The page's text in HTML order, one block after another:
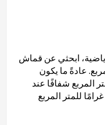
ابحثي عن قماش
للمتر المربع. عادةً ما يكون
عن 220 غرامًا للمتر المربع شفافًا عند
شده. أما القماش الذي يزيد وزنه عن 300 غرامًا للمتر المربع